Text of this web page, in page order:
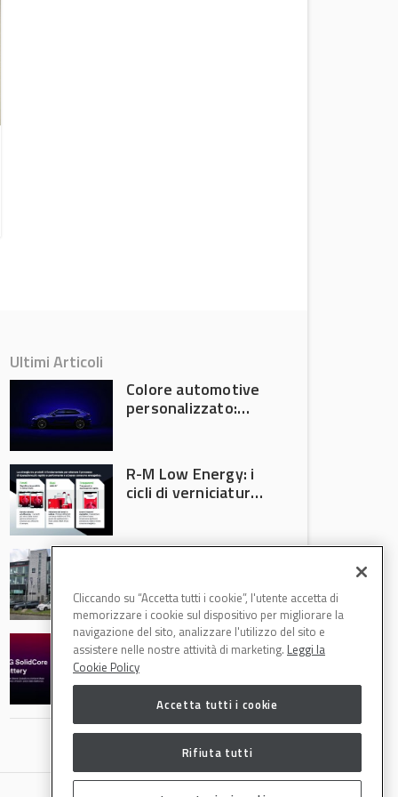
Ultimi Articoli
Colore automotive
personalizzato:
diventa ingegneria
di precisione
R-M Low Energy: i
cicli di verniciatura
tempi e costi in
Lombardia
Batterie semi-
solide: la
tecnologia che
potrebbe
rivoluzione
dell’auto elettrica
Cliccando su “Accetta tutti i cookie”, l'utente accetta di
memorizzare i cookie sul dispositivo per migliorare la
navigazione del sito, analizzare l'utilizzo del sito e
assistere nelle nostre attività di marketing. Leggi la
Cookie Policy
Accetta tutti i cookie
Rifiuta tutti